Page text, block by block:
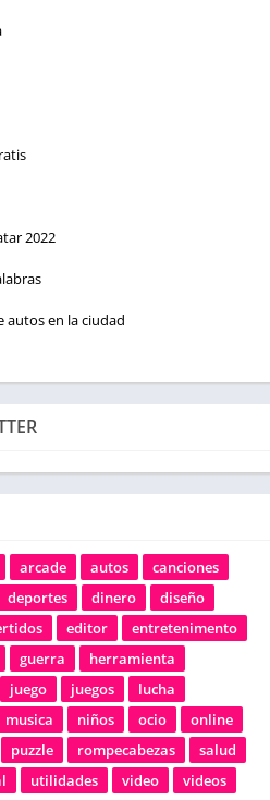
2022
autos en la ciudad
arcade autos
canciones
deportes dinero
diseño
editor
entretenimento
guerra
herramienta
juego juegos
lucha
musica niños ocio
online
puzzle rompecabezas
salud
utilidades video videos